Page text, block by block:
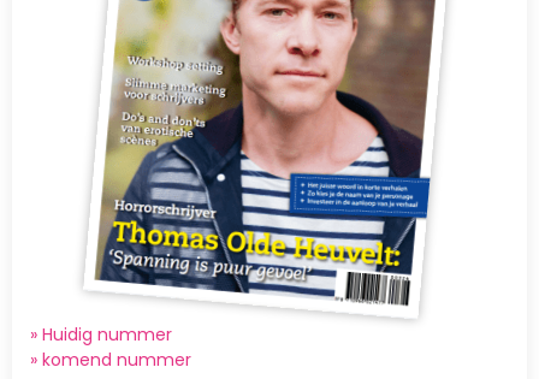
» Huidig nummer
» komend nummer